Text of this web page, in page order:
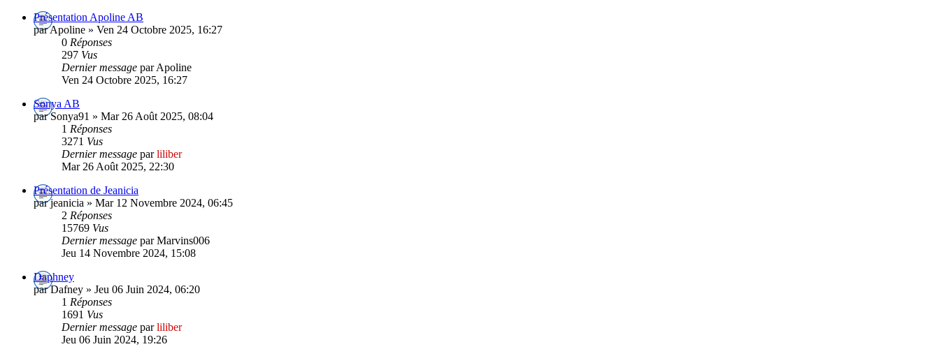
Présentation Apoline AB
par Apoline » Ven 24 Octobre 2025, 16:27
0 Réponses
297 Vus
Dernier message par Apoline
Ven 24 Octobre 2025, 16:27
Sonya AB
par Sonya91 » Mar 26 Août 2025, 08:04
1 Réponses
3271 Vus
Dernier message parliliber
Mar 26 Août 2025, 22:30
Présentation de Jeanicia
par jeanicia » Mar 12 Novembre 2024, 06:45
2 Réponses
15769 Vus
Dernier message par Marvins006
Jeu 14 Novembre 2024, 15:08
Daphney
par Dafney » Jeu 06 Juin 2024, 06:20
1 Réponses
1691 Vus
Dernier message parliliber
Jeu 06 Juin 2024, 19:26